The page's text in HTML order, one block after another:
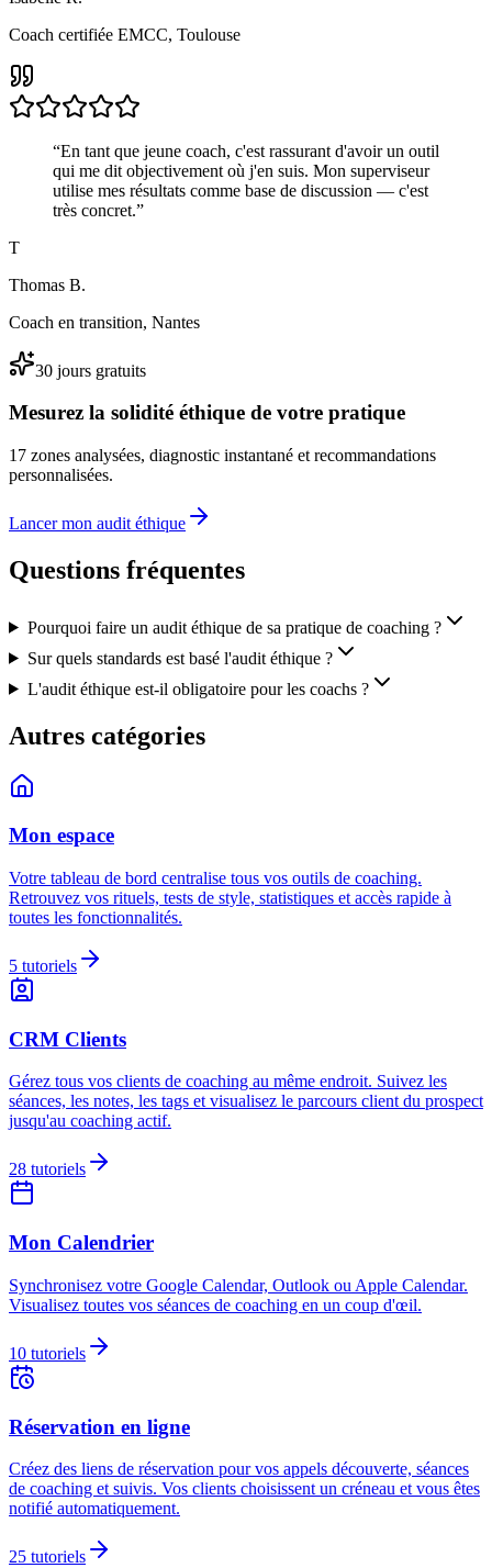
Coach certifiée EMCC, Toulouse
“En tant que jeune coach, c'est rassurant d'avoir un outil
qui me dit objectivement où j'en suis. Mon superviseur
utilise mes résultats comme base de discussion — c'est
très concret.”
T
Thomas B.
Coach en transition, Nantes
30 jours gratuits
Mesurez la solidité éthique de votre pratique
17 zones analysées, diagnostic instantané et recommandations
personnalisées.
Lancer mon audit éthique
Questions fréquentes
Pourquoi faire un audit éthique de sa pratique de coaching ?
Sur quels standards est basé l'audit éthique ?
L'audit éthique est-il obligatoire pour les coachs ?
Autres catégories
Mon espace
Votre tableau de bord centralise tous vos outils de coaching.
Retrouvez vos rituels, tests de style, statistiques et accès rapide à
toutes les fonctionnalités.
5 tutoriels
CRM Clients
Gérez tous vos clients de coaching au même endroit. Suivez les
séances, les notes, les tags et visualisez le parcours client du prospect
jusqu'au coaching actif.
28 tutoriels
Mon Calendrier
Synchronisez votre Google Calendar, Outlook ou Apple Calendar.
Visualisez toutes vos séances de coaching en un coup d'œil.
10 tutoriels
Réservation en ligne
Créez des liens de réservation pour vos appels découverte, séances
de coaching et suivis. Vos clients choisissent un créneau et vous êtes
notifié automatiquement.
25 tutoriels